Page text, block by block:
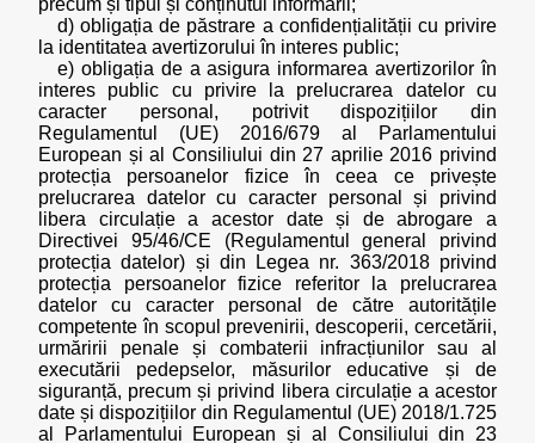
precum și tipul și conținutul informării;
d) obligația de păstrare a confidențialității cu privire
la identitatea avertizorului în interes public;
e) obligația de a asigura informarea avertizorilor în
interes public cu privire la prelucrarea datelor cu
caracter personal, potrivit dispozițiilor din
Regulamentul (UE) 2016/679 al Parlamentului
European și al Consiliului din 27 aprilie 2016 privind
protecția persoanelor fizice în ceea ce privește
prelucrarea datelor cu caracter personal și privind
libera circulație a acestor date și de abrogare a
Directivei 95/46/CE (Regulamentul general privind
protecția datelor) și din Legea nr. 363/2018 privind
protecția persoanelor fizice referitor la prelucrarea
datelor cu caracter personal de către autoritățile
competente în scopul prevenirii, descoperii, cercetării,
urmăririi penale și combaterii infracțiunilor sau al
executării pedepselor, măsurilor educative și de
siguranță, precum și privind libera circulație a acestor
date și dispozițiilor din Regulamentul (UE) 2018/1.725
al Parlamentului European și al Consiliului din 23